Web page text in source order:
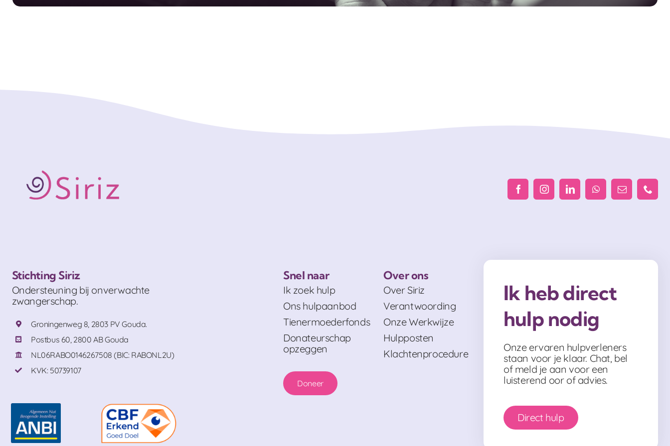
Stichting Siriz
Ondersteuning bij onverwachte
zwangerschap.
Groningenweg 8, 2803 PV Gouda.
Postbus 60, 2800 AB Gouda
NL06RABO0146267508 (BIC: RABONL2U)
KVK: 50739107
Snel naar
Ik zoek hulp
Ons hulpaanbod
Tienermoederfonds
Donateurschap
opzeggen
Doneer
Over ons
Over Siriz
Verantwoording
Onze Werkwijze
Hulpposten
Klachtenprocedure
Ik heb direct
hulp nodig
Onze ervaren hulpverleners
staan voor je klaar. Chat, bel
of meld je aan voor een
luisterend oor of advies.
Direct hulp